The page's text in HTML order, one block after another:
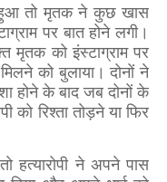
हुआ तो मृतक ने कुछ खास
पर बात होने लगी।
मृतक को इंस्टाग्राम पर
को बुलाया। दोनों ने
होने के बाद जब दोनों के
को रिश्ता तोड़ने या फिर
हत्यारोपी ने अपने पास